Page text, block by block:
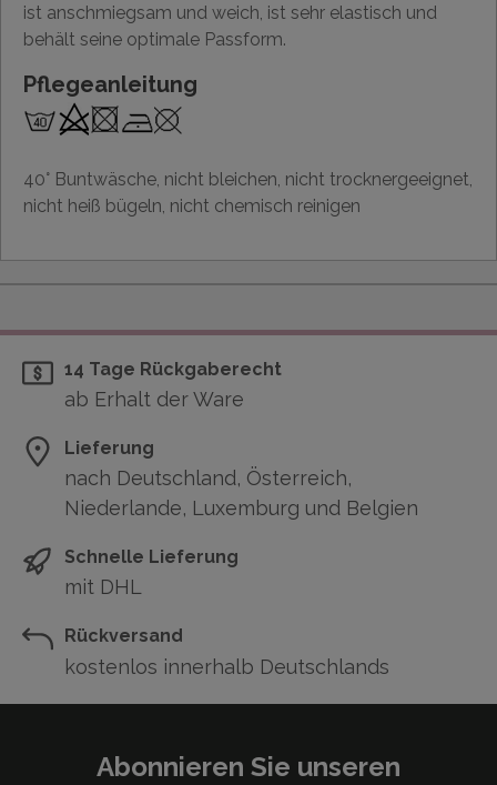
ist anschmiegsam und weich, ist sehr elastisch und
behält seine optimale Passform.
Pflegeanleitung
40° Buntwäsche, nicht bleichen, nicht trocknergeeignet,
nicht heiß bügeln, nicht chemisch reinigen
14 Tage Rückgaberecht
ab Erhalt der Ware
Lieferung
nach Deutschland, Österreich,
Niederlande, Luxemburg und Belgien
Schnelle Lieferung
mit DHL
Rückversand
kostenlos innerhalb Deutschlands
Abonnieren Sie unseren